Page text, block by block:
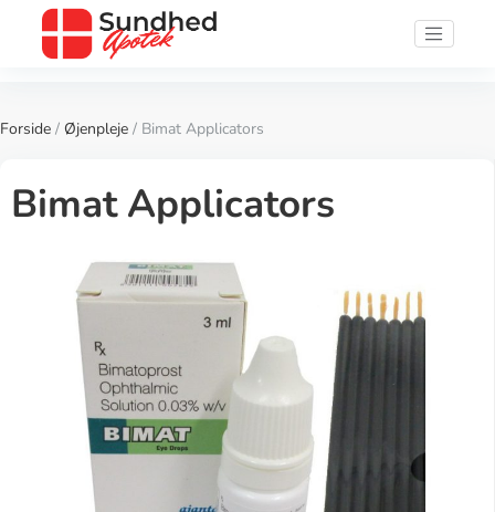
Forside / Øjenpleje / Bimat Applicators
Bimat Applicators